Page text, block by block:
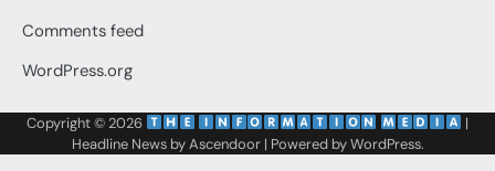
Comments feed
WordPress.org
Copyright © 2026
|
Headline News byAscendoor| Powered byWordPress.